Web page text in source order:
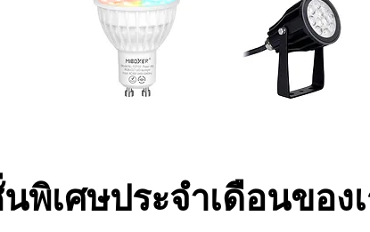
พิเศษประจำเดือนของ